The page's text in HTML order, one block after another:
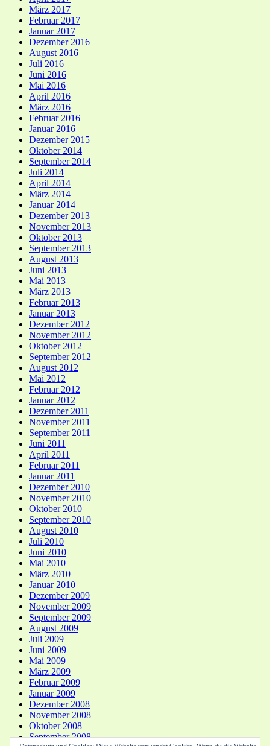
März 2017
Februar 2017
Januar 2017
Dezember 2016
August 2016
Juli 2016
Juni 2016
Mai 2016
April 2016
März 2016
Februar 2016
Januar 2016
Dezember 2015
Oktober 2014
September 2014
Juli 2014
April 2014
März 2014
Januar 2014
Dezember 2013
November 2013
Oktober 2013
September 2013
August 2013
Juni 2013
Mai 2013
März 2013
Februar 2013
Januar 2013
Dezember 2012
November 2012
Oktober 2012
September 2012
August 2012
Mai 2012
Februar 2012
Januar 2012
Dezember 2011
November 2011
September 2011
Juni 2011
April 2011
Februar 2011
Januar 2011
Dezember 2010
November 2010
Oktober 2010
September 2010
August 2010
Juli 2010
Juni 2010
Mai 2010
März 2010
Januar 2010
Dezember 2009
November 2009
September 2009
August 2009
Juli 2009
Juni 2009
Mai 2009
März 2009
Februar 2009
Januar 2009
Dezember 2008
November 2008
Oktober 2008
September 2008